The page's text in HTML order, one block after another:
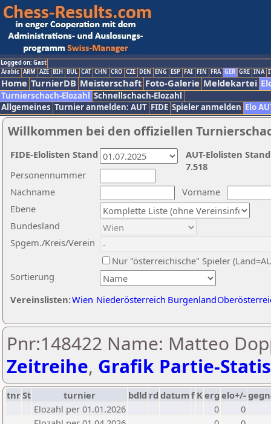
Logged on: Gast
Arabic ARM AZE BIH BUL CAT CHN CRO CZE DEN ENG ESP FAI FIN FRA GER GRE INA
Home TurnierDB Meisterschaft Foto-Galerie Meldekartei
Turnierschach-Elozahl Schnellschach-Elozahl
Allgemeines Turnier anmelden: AUT FIDE Spieler anmelden Elo
Willkommen bei den offiziellen
Nachname
Vorname
Ebene
Sortierung
Personennummer
Bundesland
Spgem./Kreis/Verein
Nur "österreichische" Spieler
Vereinslisten:Wien Niederösterreich Burgenland
AUT-Elolisten
7.518
FIDE-Elolisten Stand
Pnr:148422 Name: Matteo
Zeitreihe, Grafik Partie-
tnrSt turnier bdld rd datumf Kerg elo+/-
Elozahl per 01.01.2026
0
0